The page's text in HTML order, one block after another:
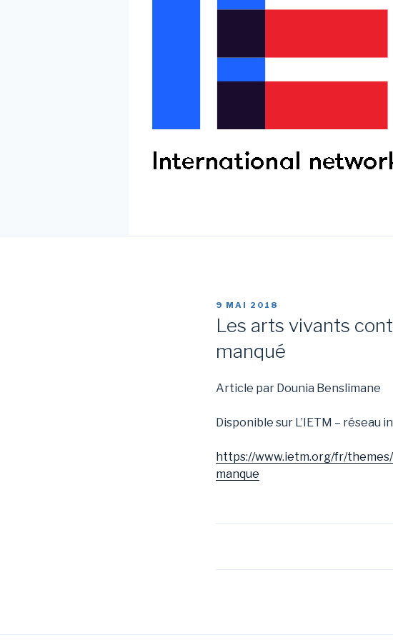
PUBLIÉ
LE
9 MAI 2018
Les arts vivants
manqué
Article par Dounia Benslimane
Disponible sur L’IETM –
https://www.ietm.org/fr/
manque